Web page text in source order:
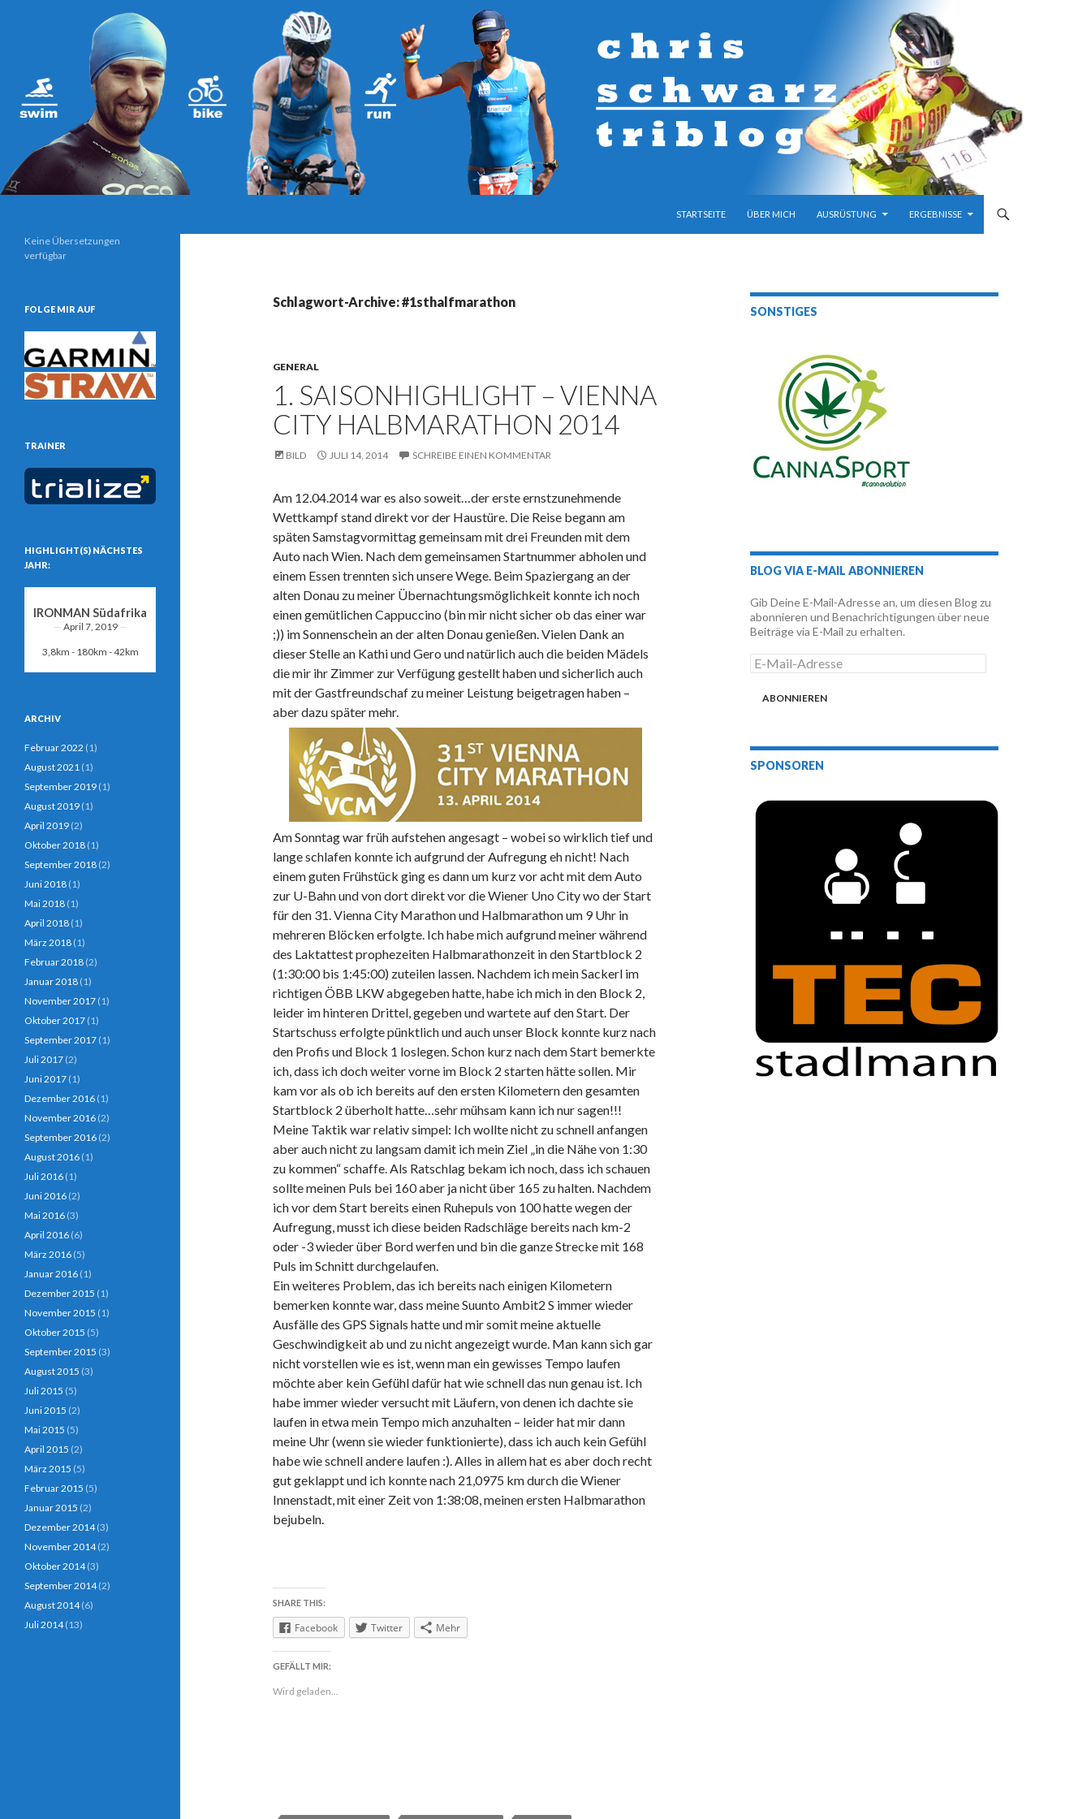
STARTSEITE
ÜBER MICH AUSRÜSTUNG ERGEBNISSE
Schlagwort-Archive: #1sthalfmarathon
GENERAL
1. SAISONHIGHLIGHT – VIENNA
CITY HALBMARATHON 2014
BILD JULI 14, 2014 SCHREIBE EINEN KOMMENTAR
Am 12.04.2014 war es also soweit…der erste ernstzunehmende
Wettkampf stand direkt vor der Haustüre. Die Reise begann am
späten Samstagvormittag gemeinsam mit drei Freunden mit dem
Auto nach Wien. Nach dem gemeinsamen Startnummer abholen und
einem Essen trennten sich unsere Wege. Beim Spaziergang an der
alten Donau zu meiner Übernachtungsmöglichkeit konnte ich noch
einen gemütlichen Cappuccino (bin mir nicht sicher ob das einer war
;)) im Sonnenschein an der alten Donau genießen. Vielen Dank an
dieser Stelle an Kathi und Gero und natürlich auch die beiden Mädels
die mir ihr Zimmer zur Verfügung gestellt haben und sicherlich auch
mit der Gastfreundschaf zu meiner Leistung beigetragen haben –
aber dazu später mehr.
Am Sonntag war früh aufstehen angesagt – wobei so wirklich tief und
lange schlafen konnte ich aufgrund der Aufregung eh nicht! Nach
einem guten Frühstück ging es dann um kurz vor acht mit dem Auto
zur U-Bahn und von dort direkt vor die Wiener Uno City wo der Start
für den 31. Vienna City Marathon und Halbmarathon um 9 Uhr in
mehreren Blöcken erfolgte. Ich habe mich aufgrund meiner während
des Laktattest prophezeiten Halbmarathonzeit in den Startblock 2
(1:30:00 bis 1:45:00) zuteilen lassen. Nachdem ich mein Sackerl im
richtigen ÖBB LKW abgegeben hatte, habe ich mich in den Block 2,
leider im hinteren Drittel, gegeben und wartete auf den Start. Der
Startschuss erfolgte pünktlich und auch unser Block konnte kurz nach
den Profis und Block 1 loslegen. Schon kurz nach dem Start bemerkte
ich, dass ich doch weiter vorne im Block 2 starten hätte sollen. Mir
kam vor als ob ich bereits auf den ersten Kilometern den gesamten
Startblock 2 überholt hatte…sehr mühsam kann ich nur sagen!!!
Meine Taktik war relativ simpel: Ich wollte nicht zu schnell anfangen
aber auch nicht zu langsam damit ich mein Ziel „in die Nähe von 1:30
zu kommen“ schaffe. Als Ratschlag bekam ich noch, dass ich schauen
sollte meinen Puls bei 160 aber ja nicht über 165 zu halten. Nachdem
ich vor dem Start bereits einen Ruhepuls von 100 hatte wegen der
Aufregung, musst ich diese beiden Radschläge bereits nach km-2
oder -3 wieder über Bord werfen und bin die ganze Strecke mit 168
Puls im Schnitt durchgelaufen.
Ein weiteres Problem, das ich bereits nach einigen Kilometern
bemerken konnte war, dass meine Suunto Ambit2 S immer wieder
Ausfälle des GPS Signals hatte und mir somit meine aktuelle
Geschwindigkeit ab und zu nicht angezeigt wurde. Man kann sich gar
nicht vorstellen wie es ist, wenn man ein gewisses Tempo laufen
möchte aber kein Gefühl dafür hat wie schnell das nun genau ist. Ich
habe immer wieder versucht mit Läufern, von denen ich dachte sie
laufen in etwa mein Tempo mich anzuhalten – leider hat mir dann
meine Uhr (wenn sie wieder funktionierte), dass ich auch kein Gefühl
habe wie schnell andere laufen :). Alles in allem hat es aber doch recht
gut geklappt und ich konnte nach 21,0975 km durch die Wiener
Innenstadt, mit einer Zeit von 1:38:08, meinen ersten Halbmarathon
bejubeln.
SHARE THIS:
Facebook Twitter Mehr
GEFÄLLT MIR:
Wird geladen...
SONSTIGES
BLOG VIA E-MAIL ABONNIEREN
Gib Deine E-Mail-Adresse an, um diesen Blog zu
abonnieren und Benachrichtigungen über neue
Beiträge via E-Mail zu erhalten.
E-
Mail-
ABONNIEREN
SPONSOREN
Keine Übersetzungen
verfügbar
FOLGE MIR AUF
TRAINER
HIGHLIGHT(S) NÄCHSTES
JAHR:
IRONMAN Südafrika
April 7, 2019
3,8km - 180km - 42km
ARCHIV
Februar 2022 (1)
August 2021 (1)
September 2019 (1)
August 2019 (1)
April 2019 (2)
Oktober 2018 (1)
September 2018 (2)
Juni 2018 (1)
Mai 2018 (1)
April 2018 (1)
März 2018 (1)
Februar 2018 (2)
Januar 2018 (1)
November 2017 (1)
Oktober 2017 (1)
September 2017 (1)
Juli 2017 (2)
Juni 2017 (1)
Dezember 2016 (1)
November 2016 (2)
September 2016 (2)
August 2016 (1)
Juli 2016 (1)
Juni 2016 (2)
Mai 2016 (3)
April 2016 (6)
März 2016 (5)
Januar 2016 (1)
Dezember 2015 (1)
November 2015 (1)
Oktober 2015 (5)
September 2015 (3)
August 2015 (3)
Juli 2015 (5)
Juni 2015 (2)
Mai 2015 (5)
April 2015 (2)
März 2015 (5)
Februar 2015 (5)
Januar 2015 (2)
Dezember 2014(3)
November 2014(2)
Oktober 2014(3)
September 2014(2)
August 2014(6)
Juli 2014(13)